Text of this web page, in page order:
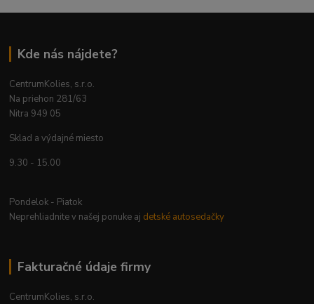
Kde nás nájdete?
CentrumKolies, s.r.o.
Na priehon 281/63
Nitra 949 05
Sklad a výdajné miesto
9.30 - 15.00
Pondelok - Piatok
Neprehliadnite v našej ponuke aj detské autosedačky
Fakturačné údaje firmy
CentrumKolies, s.r.o.